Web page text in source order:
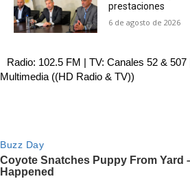
prestaciones
6 de agosto de 2026
Radio: 102.5 FM | TV: Canales 52 &
Multimedia ((HD Radio & TV))